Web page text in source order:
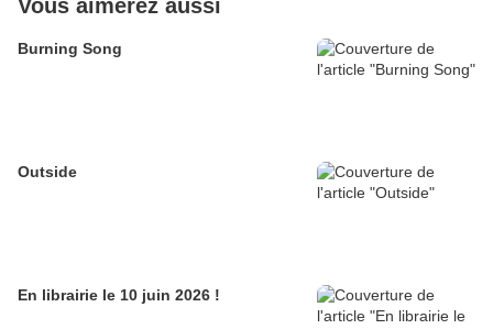
Vous aimerez aussi
Burning Song
Outside
En librairie le 10 juin 2026 !